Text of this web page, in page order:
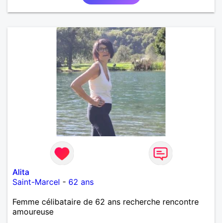
Alita
Saint-Marcel - 62 ans
Femme célibataire de 62 ans recherche rencontre
amoureuse